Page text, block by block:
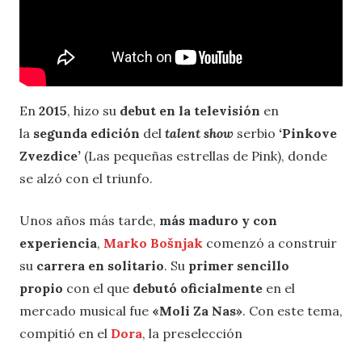
En 2015, hizo su debut en la televisión en
la segunda edición del talent show serbio ‘Pinkove
Zvezdice’ (Las pequeñas estrellas de Pink), donde
se alzó con el triunfo.
Unos años más tarde, más maduro y con
experiencia, Marko Bošnjak comenzó a construir
su carrera en solitario. Su primer sencillo
propio con el que debutó oficialmente en el
mercado musical fue «Moli Za Nas». Con este tema,
compitió en el Dora, la preselección